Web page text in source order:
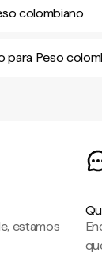
colombiano
para Peso
estamos